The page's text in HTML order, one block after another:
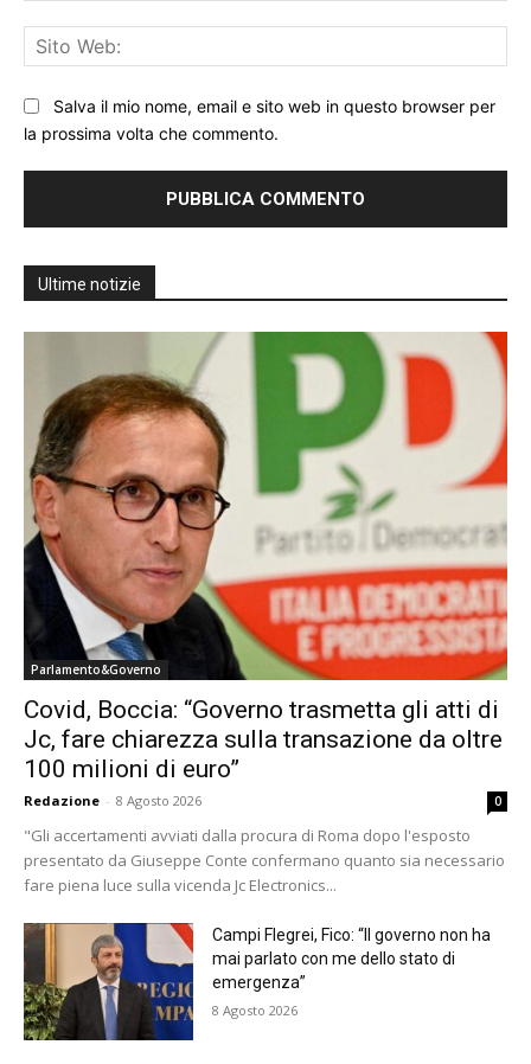
Salva il mio nome, email e sito web in questo browser per
la prossima volta che commento.
Ultime notizie
Parlamento&Governo
Covid, Boccia: “Governo trasmetta gli atti di
Jc, fare chiarezza sulla transazione da oltre
100 milioni di euro”
Redazione - 8 Agosto 2026 0
"Gli accertamenti avviati dalla procura di Roma dopo l'esposto
presentato da Giuseppe Conte confermano quanto sia necessario
fare piena luce sulla vicenda Jc Electronics...
Campi Flegrei, Fico: “Il governo non ha
mai parlato con me dello stato di
emergenza”
8 Agosto 2026